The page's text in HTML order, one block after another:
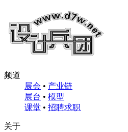
频道
展会 • 产业链
展台 • 模型
课堂 • 招聘求职
关于